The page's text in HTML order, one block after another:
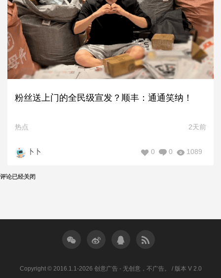
粉丝送上门的全民级宣发？顺丰：通通笑纳！
热点 2天前
卜卜 1089
0
0
评论已经关闭
Copyright © 2016.1.1-2026 创意广告 - 无创意，不广告。 / 版本 V 2.0